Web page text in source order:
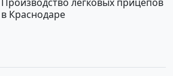
в Краснодаре